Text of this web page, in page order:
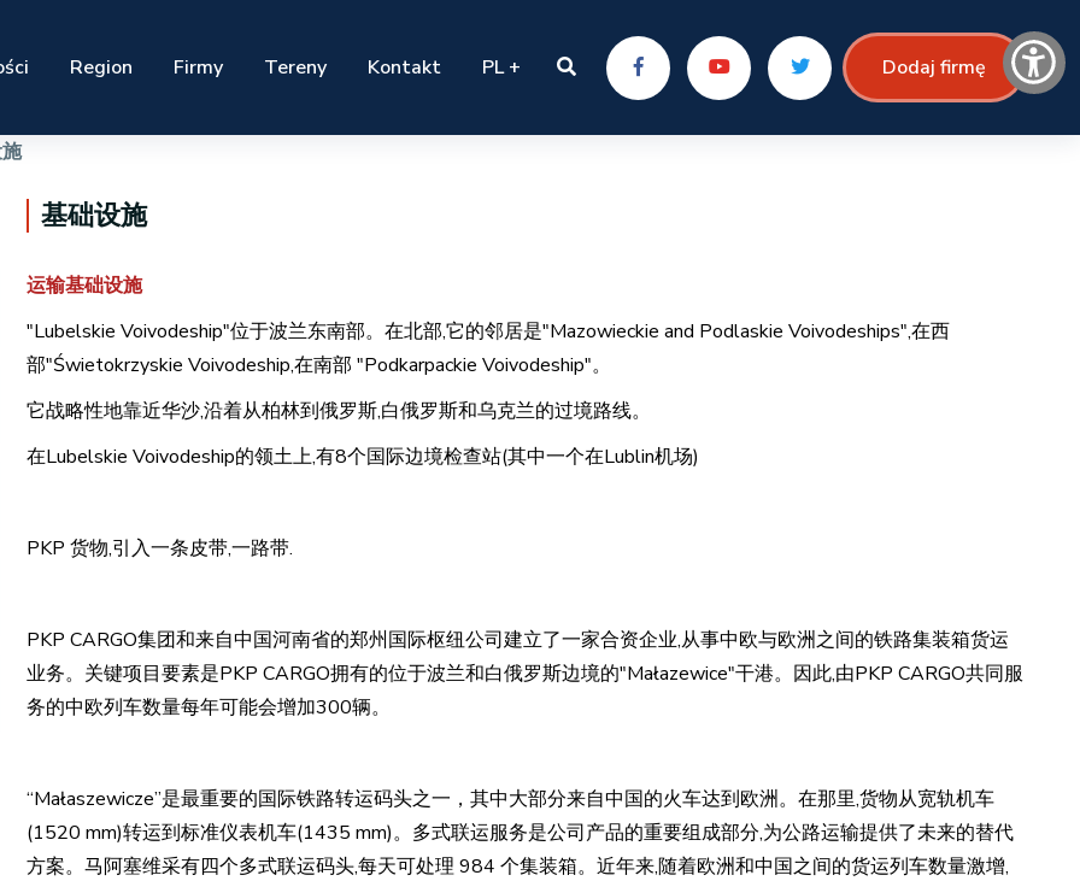
Region Firmy Tereny Kontakt PL + Dodaj firmę
基础设施
运输基础设施
"Lubelskie Voivodeship"位于波兰东南部。在北部,它的邻居是"Mazowieckie and Podlaskie Voivodeships",在西
部"Świetokrzyskie Voivodeship,在南部 "Podkarpackie Voivodeship"。
它战略性地靠近华沙,沿着从柏林到俄罗斯,白俄罗斯和乌克兰的过境路线。
在Lubelskie Voivodeship的领土上,有8个国际边境检查站(其中一个在Lublin机场)
PKP 货物,引入一条皮带,一路带.
PKP CARGO集团和来自中国河南省的郑州国际枢纽公司建立了一家合资企业,从事中欧与欧洲之间的铁路集装箱货运
业务。关键项目要素是PKP CARGO拥有的位于波兰和白俄罗斯边境的"Małazewice"干港。因此,由PKP CARGO共同服
务的中欧列车数量每年可能会增加300辆。
“Małaszewicze”是最重要的国际铁路转运码头之一，其中大部分来自中国的火车达到欧洲。在那里,货物从宽轨机车
(1520 mm)转运到标准仪表机车(1435 mm)。多式联运服务是公司产品的重要组成部分,为公路运输提供了未来的替代
方案。马阿塞维采有四个多式联运码头,每天可处理 984 个集装箱。近年来,随着欧洲和中国之间的货运列车数量激增,